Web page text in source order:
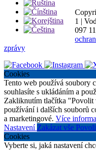
1 |
097
zprávy
Cookies
Tento web používá soubory
souhlasíte s ukládáním a
Zakliknutím tlačítka "Povolit
používání i dalších souborů
a marketingové. Více
Nastavení Zakázat vše
Cookies
Vyberte si, jaká nastavení